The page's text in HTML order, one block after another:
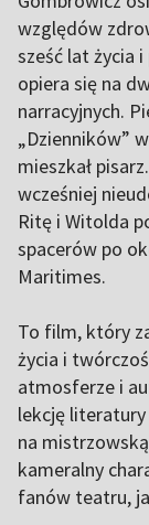
względów
sześć lat życia
opiera się na
narracyjnych.
„Dzienników”
mieszkał
wcześniej
Ritę i Witolda
spacerów po
Maritimes.
To film, który
życia i
atmosferze i
lekcję
na
kameralny
fanów teatru,